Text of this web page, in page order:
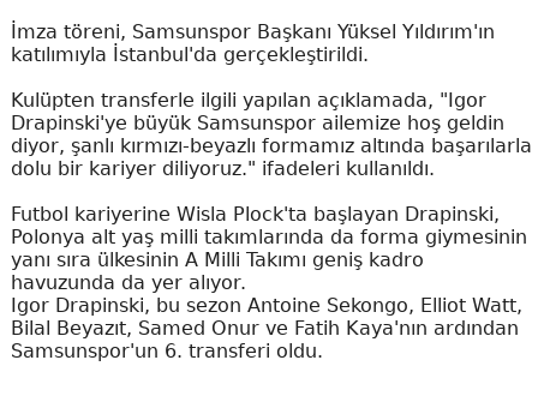
İmza töreni, Samsunspor Başkanı Yüksel Yıldırım'ın
katılımıyla İstanbul'da gerçekleştirildi.
Kulüpten transferle ilgili yapılan açıklamada, "Igor
Drapinski'ye büyük Samsunspor ailemize hoş geldin
diyor, şanlı kırmızı-beyazlı formamız altında başarılarla
dolu bir kariyer diliyoruz." ifadeleri kullanıldı.
Futbol kariyerine Wisla Plock'ta başlayan Drapinski,
Polonya alt yaş milli takımlarında da forma giymesinin
yanı sıra ülkesinin A Milli Takımı geniş kadro
havuzunda da yer alıyor.
Igor Drapinski, bu sezon Antoine Sekongo, Elliot Watt,
Bilal Beyazıt, Samed Onur ve Fatih Kaya'nın ardından
Samsunspor'un 6. transferi oldu.